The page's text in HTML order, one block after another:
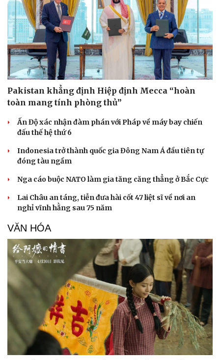
Sức khỏe
Dinh dưỡng - món ngon
Cây thuốc
Sản phụ khoa
Nam khoa
Làm đẹp - giảm cân
Phòng mạch online
Ăn sạch sống khỏe
Đời sống
Nhà đẹp
Blog
Tình yêu - Gia đình
Pakistan khẳng định Hiệp định Mecca “hoàn
toàn mang tính phòng thủ”
Ấn Độ xác nhận đàm phán với Pháp về máy bay chiến
đấu thế hệ thứ 6
Indonesia trở thành quốc gia Đông Nam Á đầu tiên tự
đóng tàu ngầm
Nga cáo buộc NATO làm gia tăng căng thẳng ở Bắc Cực
Lai Châu an táng, tiễn đưa hài cốt 47 liệt sĩ về nơi an
nghỉ vĩnh hằng sau 75 năm
VĂN HÓA